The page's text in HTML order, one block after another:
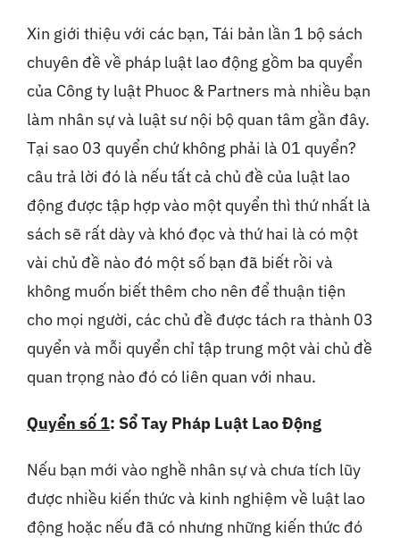
Xin giới thiệu với các bạn, Tái bản lần 1 bộ sách
chuyên đề về pháp luật lao động gồm ba quyển
của Công ty luật Phuoc & Partners mà nhiều bạn
làm nhân sự và luật sư nội bộ quan tâm gần đây.
Tại sao 03 quyển chứ không phải là 01 quyển?
câu trả lời đó là nếu tất cả chủ đề của luật lao
động được tập hợp vào một quyển thì thứ nhất là
sách sẽ rất dày và khó đọc và thứ hai là có một
vài chủ đề nào đó một số bạn đã biết rồi và
không muốn biết thêm cho nên để thuận tiện
cho mọi người, các chủ đề được tách ra thành 03
quyển và mỗi quyển chỉ tập trung một vài chủ đề
quan trọng nào đó có liên quan với nhau.
Quyển số 1: Sổ Tay Pháp Luật Lao Động
Nếu bạn mới vào nghề nhân sự và chưa tích lũy
được nhiều kiến thức và kinh nghiệm về luật lao
động hoặc nếu đã có nhưng những kiến thức đó